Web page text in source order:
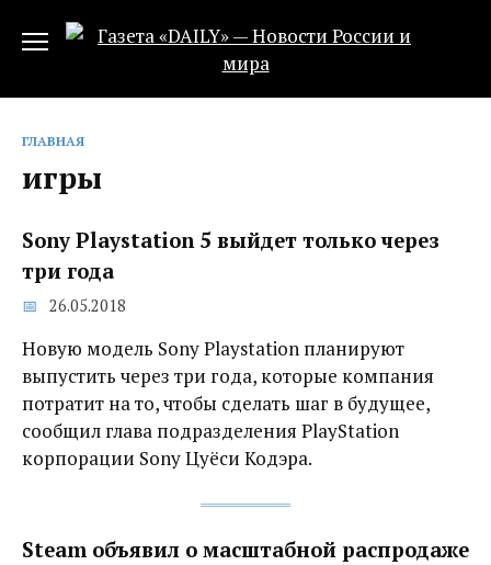
ГЛАВНАЯ
игры
Sony Playstation 5 выйдет только через
три года
26.05.2018
Новую модель Sony Playstation планируют
выпустить через три года, которые компания
потратит на то, чтобы сделать шаг в будущее,
сообщил глава подразделения PlayStation
корпорации Sony Цуёси Кодэра.
Steam объявил о масштабной распродаже